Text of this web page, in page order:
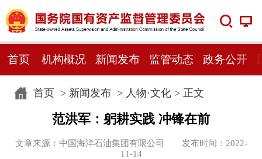
首页 机构概况 新闻发布 监管动态 政务公开
首页> 新闻发布> 人物·文化> 正文
范洪军：躬耕实践 冲锋在前
文章来源：中国海洋石油集团有限公司 发布时间：2022-
11-14